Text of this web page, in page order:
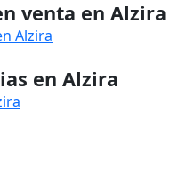
venta en Alzira
Alzira
en Alzira